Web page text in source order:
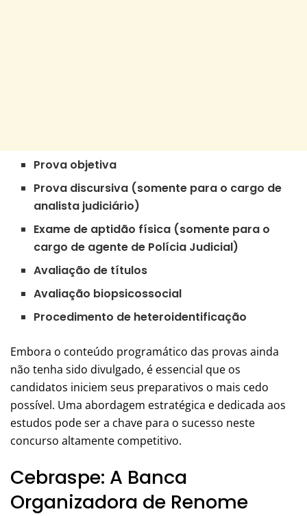
Prova objetiva
Prova discursiva (somente para o cargo de
analista judiciário)
Exame de aptidão física (somente para o
cargo de agente de Polícia Judicial)
Avaliação de títulos
Avaliação biopsicossocial
Procedimento de heteroidentificação
Embora o conteúdo programático das provas ainda
não tenha sido divulgado, é essencial que os
candidatos iniciem seus preparativos o mais cedo
possível. Uma abordagem estratégica e dedicada aos
estudos pode ser a chave para o sucesso neste
concurso altamente competitivo.
Cebraspe: A Banca
Organizadora de Renome